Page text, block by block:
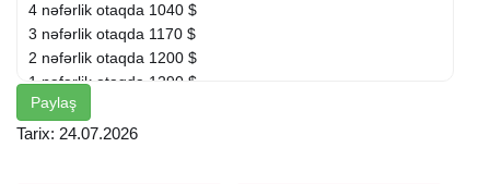
4 nəfərlik otaqda 1040 $
3 nəfərlik otaqda 1170 $
2 nəfərlik otaqda 1200 $
1 nəfərlik otaqda 1290 $
7 gecə 8 gün.
Paylaş
Tarix: 24.07.2026